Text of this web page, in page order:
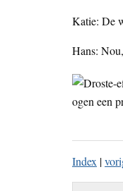
Katie: De
Hans:
Index |